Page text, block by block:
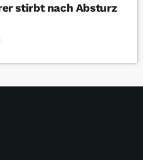
stirbt nach Absturz